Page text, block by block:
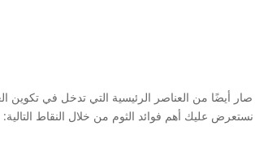
أيضًا من العناصر الرئيسية التي تدخل في
عليك أهم فوائد الثوم من خلال النقاط التالية: